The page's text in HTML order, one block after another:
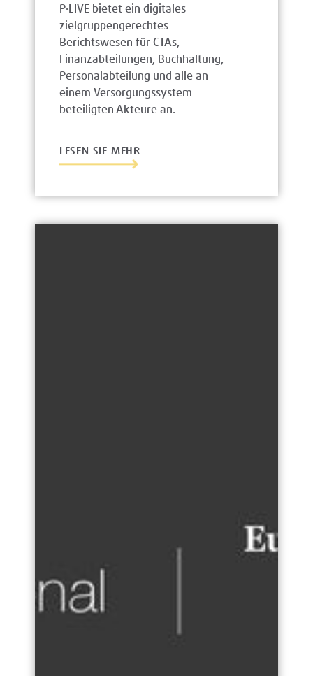
P·LIVE bietet ein digitales
zielgruppengerechtes
Berichtswesen für CTAs,
Finanzabteilungen, Buchhaltung,
Personalabteilung und alle an
einem Versorgungssystem
beteiligten Akteure an.
LESEN SIE MEHR